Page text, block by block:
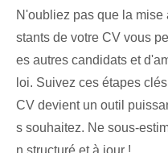
N'oubliez pas que la
stants de votre CV vous
es autres candidats et
loi. Suivez ces étapes
CV devient un outil
s souhaitez. Ne sous-